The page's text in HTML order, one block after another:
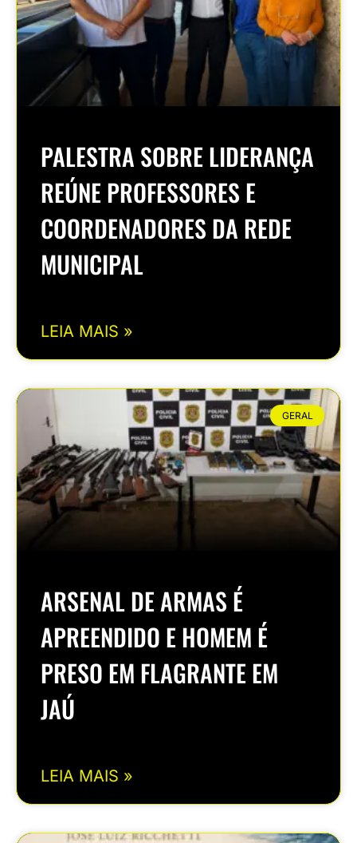
PALESTRA SOBRE LIDERANÇA
REÚNE PROFESSORES E
COORDENADORES DA REDE
MUNICIPAL
LEIA MAIS »
GERAL
ARSENAL DE ARMAS É
APREENDIDO E HOMEM É
PRESO EM FLAGRANTE EM
JAÚ
LEIA MAIS »